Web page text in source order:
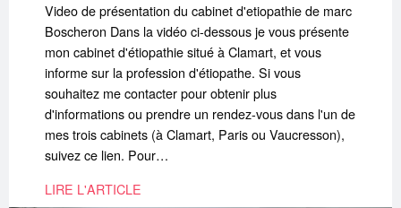
Video de présentation du cabinet d'etiopathie de marc
Boscheron Dans la vidéo ci-dessous je vous présente
mon cabinet d'étiopathie situé à Clamart, et vous
informe sur la profession d'étiopathe. Si vous
souhaitez me contacter pour obtenir plus
d'informations ou prendre un rendez-vous dans l'un de
mes trois cabinets (à Clamart, Paris ou Vaucresson),
suivez ce lien. Pour…
LIRE L'ARTICLE